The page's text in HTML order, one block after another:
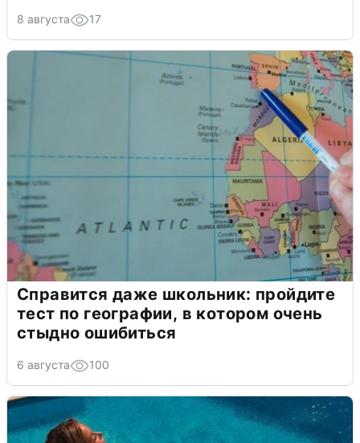
8 августа 17
Справится даже школьник: пройдите
тест по географии, в котором очень
стыдно ошибиться
6 августа 100